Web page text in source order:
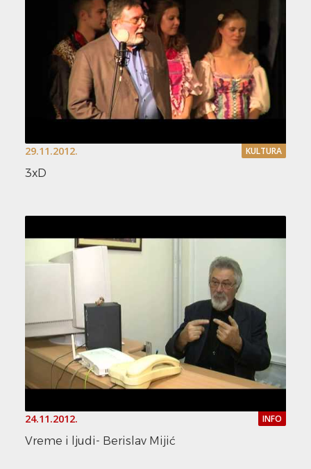
29.11.2012. KULTURA
3xD
24.11.2012. INFO
Vreme i ljudi- Berislav Mijić